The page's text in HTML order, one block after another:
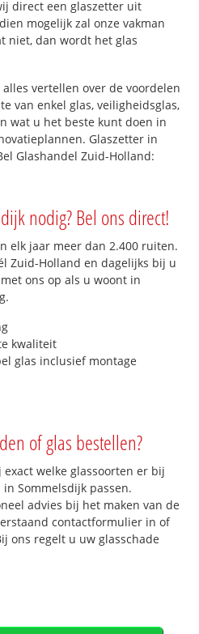
direct een glaszetter uit
mogelijk zal onze vakman
niet, dan wordt het glas
vertellen over de voordelen
van enkel glas, veiligheidsglas,
wat u het beste kunt doen in
Glaszetter in
Glashandel Zuid-Holland:
nodig? Bel ons direct!
elk jaar meer dan 2.400 ruiten.
Zuid-Holland en dagelijks bij u
ons op als u woont in
kwaliteit
glas inclusief montage
of glas bestellen?
welke glassoorten er bij
Sommelsdijk passen.
advies bij het maken van de
contactformulier in of
ons regelt u uw glasschade